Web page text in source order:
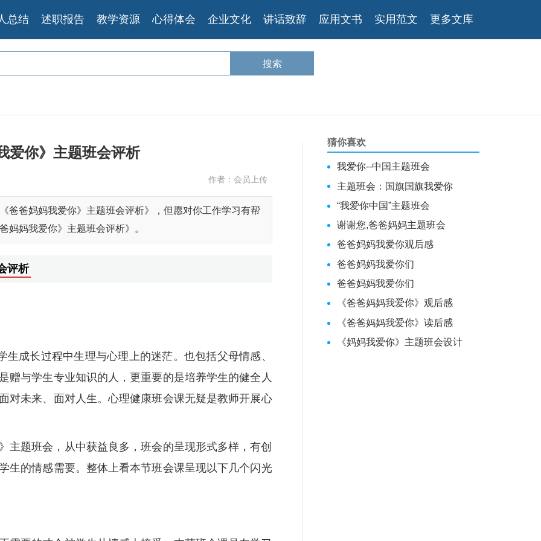
总结 述职报告 教学资源 心得体会 企业文化 讲话致辞 应用文书 实用范文 更多文库
爱你》主题班会评析
作者：会员上传
爸爸妈妈我爱你》主题班会评析》，但愿对你工作学习有帮
妈妈我爱你》主题班会评析》。
评析
生成长过程中生理与心理上的迷茫。也包括父母情感、
赠与学生专业知识的人，更重要的是培养学生的健全人
对未来、面对人生。心理健康班会课无疑是教师开展心
主题班会，从中获益良多，班会的呈现形式多样，有创
生的情感需要。整体上看本节班会课呈现以下几个闪光
猜你喜欢
我爱你--中国主题班会
主题班会：国旗国旗我爱你
“我爱你中国”主题班会
谢谢您,爸爸妈妈主题班会
爸爸妈妈我爱你观后感
爸爸妈妈我爱你们
爸爸妈妈我爱你们
《爸爸妈妈我爱你》观后感
《爸爸妈妈我爱你》读后感
《妈妈我爱你》主题班会设计